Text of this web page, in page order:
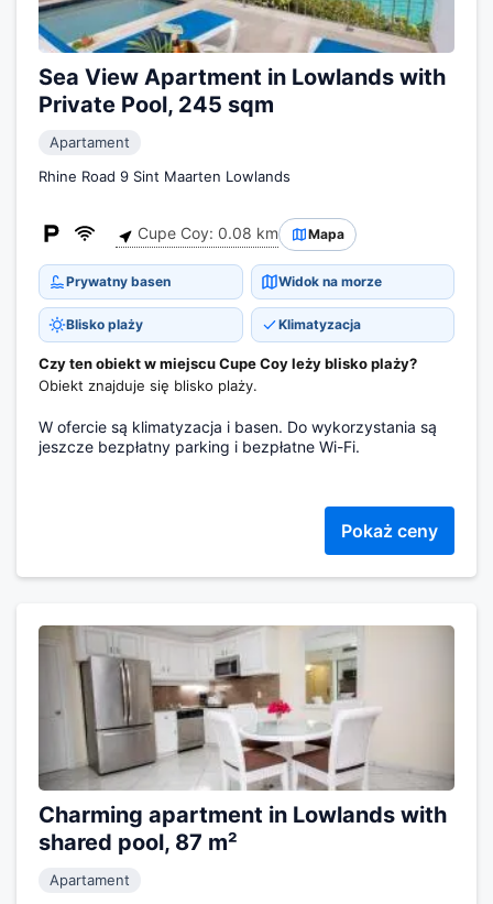
Sea View Apartment in Lowlands with
Private Pool, 245 sqm
Apartament
Rhine Road 9 Sint Maarten Lowlands
Cupe Coy: 0.08 km Mapa
Prywatny basen Widok na morze
Blisko plaży Klimatyzacja
Czy ten obiekt w miejscu Cupe Coy leży blisko plaży?
Obiekt znajduje się blisko plaży.
W ofercie są klimatyzacja i basen. Do wykorzystania są
jeszcze bezpłatny parking i bezpłatne Wi-Fi.
Pokaż ceny
Charming apartment in Lowlands with
shared pool, 87 m²
Apartament